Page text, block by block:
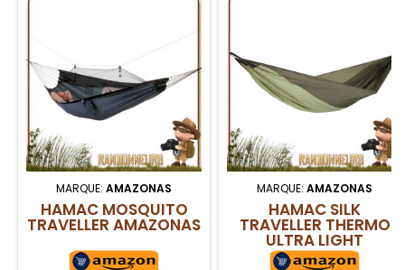
MARQUE: AMAZONAS
HAMAC MOSQUITO
TRAVELLER AMAZONAS
MARQUE: AMAZONAS
HAMAC SILK
TRAVELLER THERMO
ULTRA LIGHT
AMAZONAS